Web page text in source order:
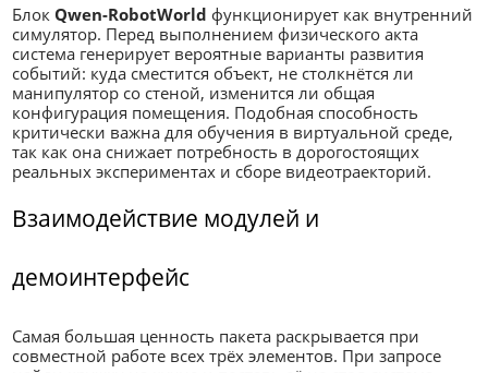
БлокQwen-RobotWorld функционирует как внутренний
симулятор. Перед выполнением физического акта
система генерирует вероятные варианты развития
событий: куда сместится объект, не столкнётся ли
манипулятор со стеной, изменится ли общая
конфигурация помещения. Подобная способность
критически важна для обучения в виртуальной среде,
так как она снижает потребность в дорогостоящих
реальных экспериментах и сборе видеотраекторий.
Взаимодействие модулей и
демоинтерфейс
Самая большая ценность пакета раскрывается при
совместной работе всех трёх элементов. При запросе